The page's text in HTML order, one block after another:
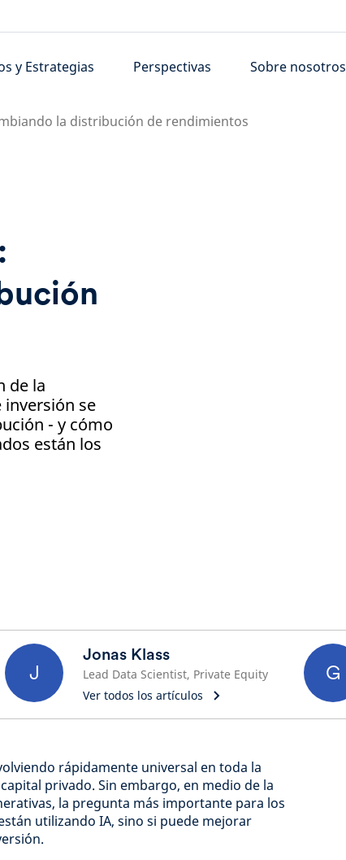
y Estrategias Perspectivas Sobre nosotros
la distribución de rendimientos
de la
se
- y cómo
están los
J
Jonas Klass
Lead Data Scientist, Private Equity
Ver todos los artículos
G
rápidamente universal en toda la
privado. Sin embargo, en medio de la
la pregunta más importante para los
utilizando IA, sino si puede mejorar